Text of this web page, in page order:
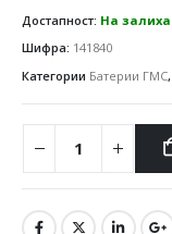
Достапност: На залиха
Шифра: 141840
Категории Батерии ГМС,